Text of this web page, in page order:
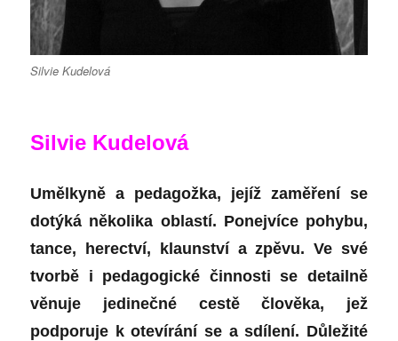
Silvie Kudelová
Silvie Kudelová
Umělkyně a pedagožka, jejíž zaměření se
dotýká několika oblastí. Ponejvíce pohybu,
tance, herectví, klaunství a zpěvu. Ve své
tvorbě i pedagogické činnosti se detailně
věnuje jedinečné cestě člověka, jež
podporuje k otevírání se a sdílení. Důležité